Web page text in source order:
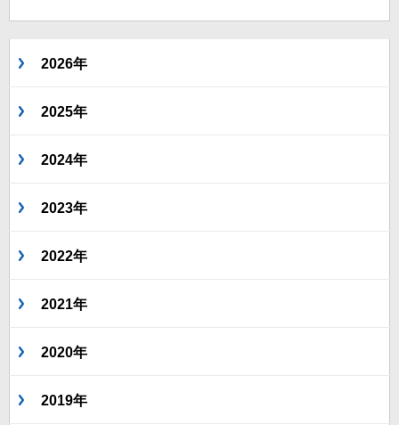
2026年
2025年
2024年
2023年
2022年
2021年
2020年
2019年